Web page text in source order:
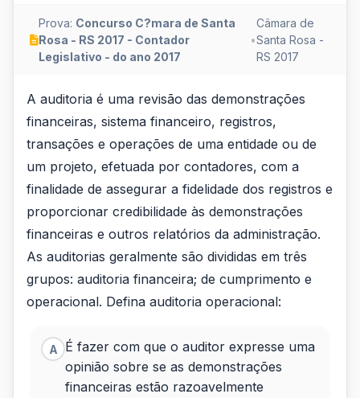
Prova: Concurso C?mara de Santa
Rosa - RS 2017 - Contador
Legislativo - do ano 2017
•
Câmara de
Santa Rosa -
RS 2017
A
auditoria
é
uma
revisão
das
demonstrações
financeir...
A auditoria é uma revisão das demonstrações
financeiras, sistema financeiro, registros,
transações e operações de uma entidade ou de
um projeto, efetuada por contadores, com a
finalidade de assegurar a fidelidade dos registros e
proporcionar credibilidade às demonstrações
financeiras e outros relatórios da administração.
As auditorias geralmente são divididas em três
grupos: auditoria financeira; de cumprimento e
operacional. Defina auditoria operacional:
A
É fazer com que o auditor expresse uma
opinião sobre se as demonstrações
financeiras estão razoavelmente